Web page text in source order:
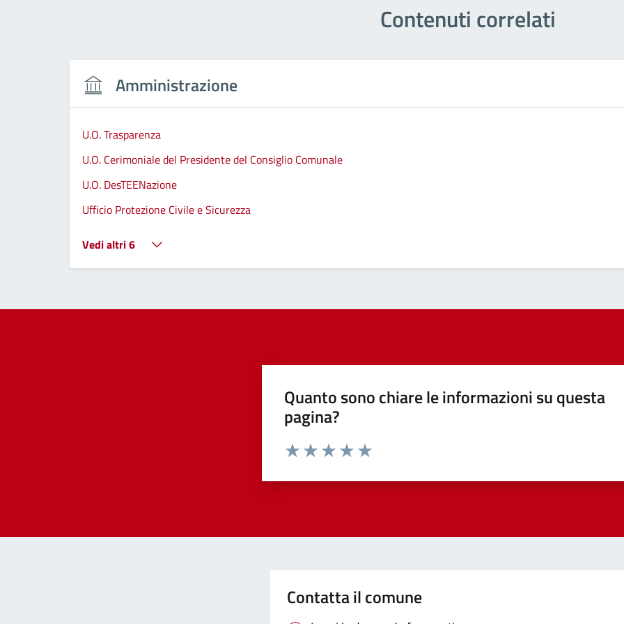
Contenuti correlati
Amministrazione
U.O. Trasparenza
U.O. Cerimoniale del Presidente del Consiglio Comunale
U.O. DesTEENazione
Ufficio Protezione Civile e Sicurezza
Vedi altri 6
Quanto sono chiare le informazioni su questa
pagina?
Contatta il comune